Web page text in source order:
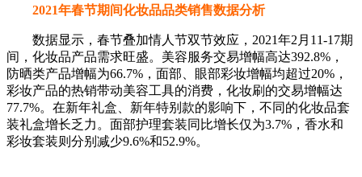
2021年春节期间化妆品品类销售数据分析
数据显示，春节叠加情人节双节效应，2021年2月11-17期
间，化妆品产品需求旺盛。美容服务交易增幅高达392.8%，
防晒类产品增幅为66.7%，面部、眼部彩妆增幅均超过20%，
彩妆产品的热销带动美容工具的消费，化妆刷的交易增幅达
77.7%。在新年礼盒、新年特别款的影响下，不同的化妆品套
装礼盒增长乏力。面部护理套装同比增长仅为3.7%，香水和
彩妆套装则分别减少9.6%和52.9%。